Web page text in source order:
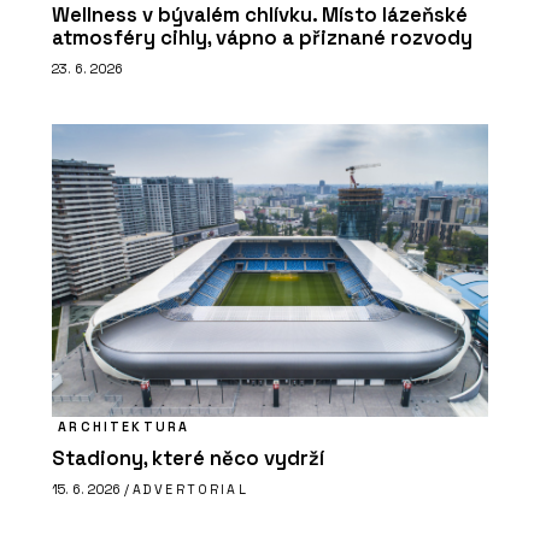
Wellness v bývalém chlívku. Místo lázeňské
atmosféry cihly, vápno a přiznané rozvody
23. 6. 2026
ARCHITEKTURA
Stadiony, které něco vydrží
15. 6. 2026 / ADVERTORIAL